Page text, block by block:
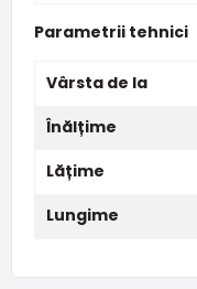
Parametrii tehnici
Vârsta de la
Înălțime
Lățime
Lungime